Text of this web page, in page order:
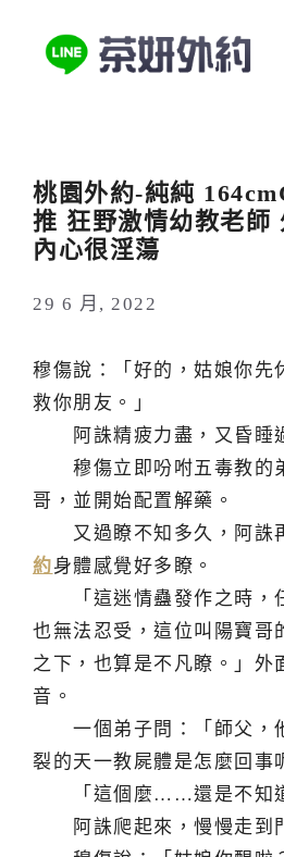
桃園外約-純純
推 狂野激情幼教老師
內心很淫蕩
29 6 月, 2022
穆傷說：「好的，姑娘你先
救你朋友。」
阿誅精疲力盡，又昏睡
穆傷立即吩咐五毒教的
哥，並開始配置解藥。
又過瞭不知多久，阿誅
約身體感覺好多瞭。
「這迷情蠱發作之時，
也無法忍受，這位叫陽寶哥
之下，也算是不凡瞭。」外
音。
一個弟子問：「師父，
裂的天一教屍體是怎麼回事
「這個麼……還是不知
阿誅爬起來，慢慢走到